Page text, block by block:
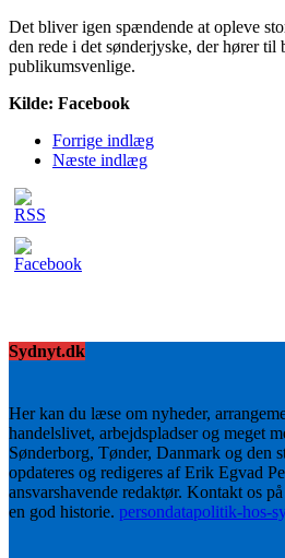
Det bliver igen spændende at opleve
den rede i det sønderjyske, der hører til
publikumsvenlige.
Kilde: Facebook
Forrige indlæg
Næste indlæg
Sydnyt.dk
Her kan du læse om nyheder,
handelslivet, arbejdspladser og meget
Sønderborg, Tønder, Danmark og den
opdateres og redigeres af Erik Egvad
ansvarshavende redaktør. Kontakt os
en god historie. persondatapolitik-hos-